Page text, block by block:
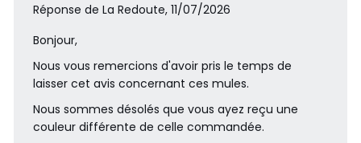
Réponse de La Redoute, 11/07/2026
Bonjour,
Nous vous remercions d'avoir pris le temps de
laisser cet avis concernant ces mules.
Nous sommes désolés que vous ayez reçu une
couleur différente de celle commandée.